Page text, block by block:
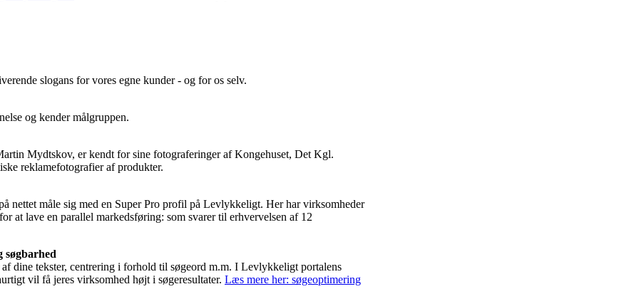
slogans for vores egne kunder - og for os selv.
og kender målgruppen.
Mydtskov, er kendt for sine fotograferinger af Kongehuset, Det Kgl.
reklamefotografier af produkter.
nettet måle sig med en Super Pro profil på Levlykkeligt. Her har virksomheder
at lave en parallel markedsføring: som svarer til erhvervelsen af 12
søgbarhed
dine tekster, centrering i forhold til søgeord m.m. I Levlykkeligt portalens
vil få jeres virksomhed højt i søgeresultater. Læs mere her: søgeoptimering